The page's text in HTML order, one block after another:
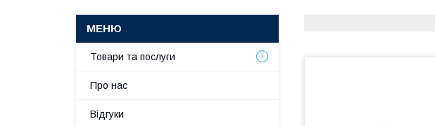
Товари та послуги
Про нас
Відгуки